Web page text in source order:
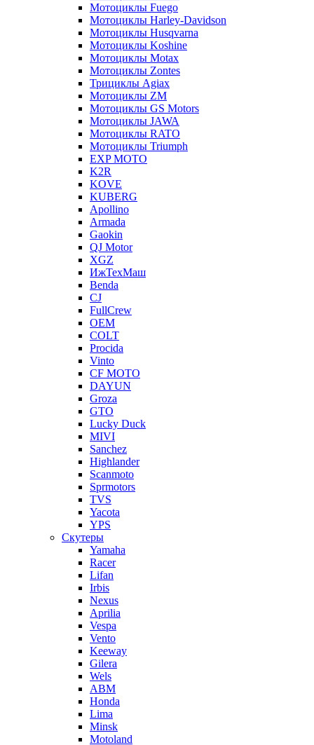
Мотоциклы Fuego
Мотоциклы Harley-Davidson
Мотоциклы Husqvarna
Мотоциклы Koshine
Мотоциклы Motax
Мотоциклы Zontes
Трициклы Agiax
Мотоциклы ZM
Мотоциклы GS Motors
Мотоциклы JAWA
Мотоциклы RATO
Мотоциклы Triumph
EXP MOTO
K2R
KOVE
KUBERG
Apollino
Armada
Gaokin
QJ Motor
XGZ
ИжТехМаш
Benda
CJ
FullCrew
OEM
COLT
Procida
Vinto
CF MOTO
DAYUN
Groza
GTO
Lucky Duck
MIVI
Sanchez
Highlander
Scanmoto
Sprmotors
TVS
Yacota
YPS
Скутеры
Yamaha
Racer
Lifan
Irbis
Nexus
Aprilia
Vespa
Vento
Keeway
Gilera
Wels
ABM
Honda
Lima
Minsk
Motoland